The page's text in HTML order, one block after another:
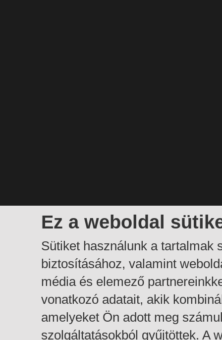
Ez a weboldal
Sütiket használunk a tartalmak
biztosításához, valamint
média és elemező
vonatkozó adatait, akik
amelyeket Ön adott meg
szolgáltatásokból gyűjtöttek. A